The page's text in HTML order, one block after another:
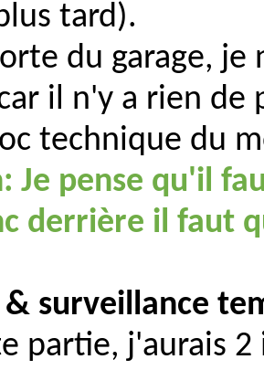
tard).
du garage,
il n'y a rien de
technique du
Je pense qu'il
derrière il faut
surveillance
partie, j'aurais 2